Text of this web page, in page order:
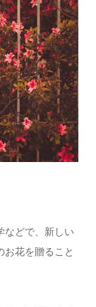
などで、新しい
お花を贈ること